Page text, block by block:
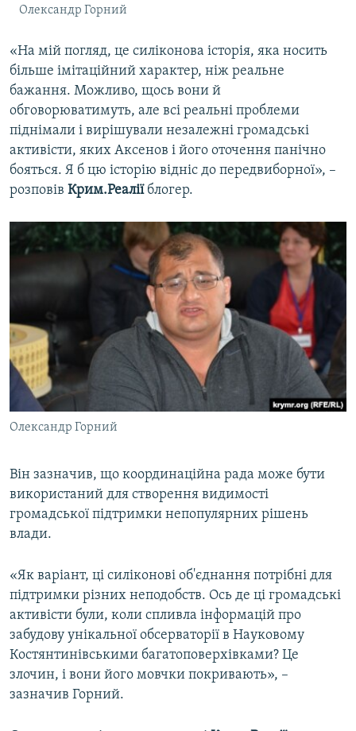
Олександр Горний
«На мій погляд, це силіконова історія, яка носить
більше імітаційний характер, ніж реальне
бажання. Можливо, щось вони й
обговорюватимуть, але всі реальні проблеми
піднімали і вирішували незалежні громадські
активісти, яких Аксенов і його оточення панічно
бояться. Я б цю історію відніс до передвиборної», –
розповів Крим.Реаліїблогер.
Олександр Горний
Він зазначив, що координаційна рада може бути
використаний для створення видимості
громадської підтримки непопулярних рішень
влади.
«Як варіант, ці силіконові об'єднання потрібні для
підтримки різних неподобств. Ось де ці громадські
активісти були, коли спливла інформацій про
забудову унікальної обсерваторії в Науковому
Костянтинівськими багатоповерхівками? Це
злочин, і вони його мовчки покривають», –
зазначив Горний.